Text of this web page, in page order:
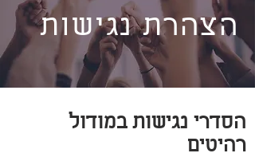
הצהרת נגישות
הסדרי נגישות במודול
רהיטים